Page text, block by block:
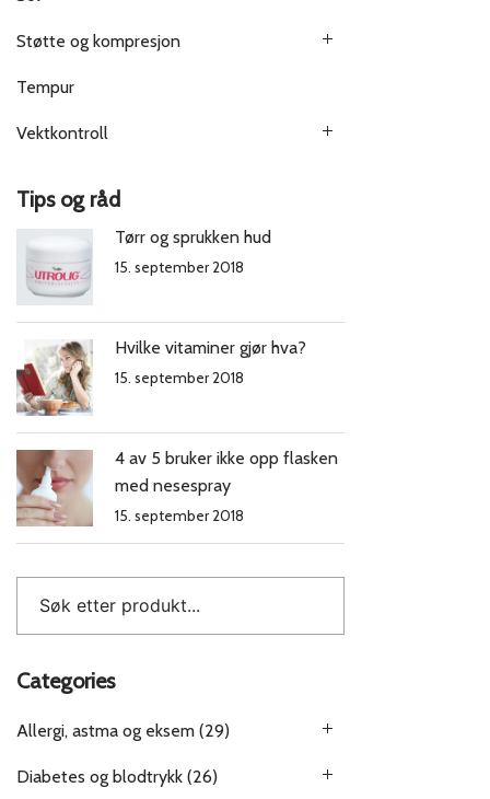
Støtte og kompresjon
Tempur
Vektkontroll
Tips og råd
Tørr og sprukken hud
15. september 2018
Hvilke vitaminer gjør hva?
15. september 2018
4 av 5 bruker ikke opp flasken
med nesespray
15. september 2018
Categories
Allergi, astma og eksem (29)
Diabetes og blodtrykk (26)